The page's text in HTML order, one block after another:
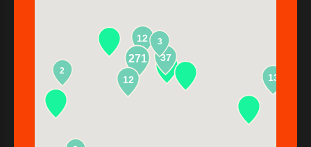
12
271
13
37
2
12
3